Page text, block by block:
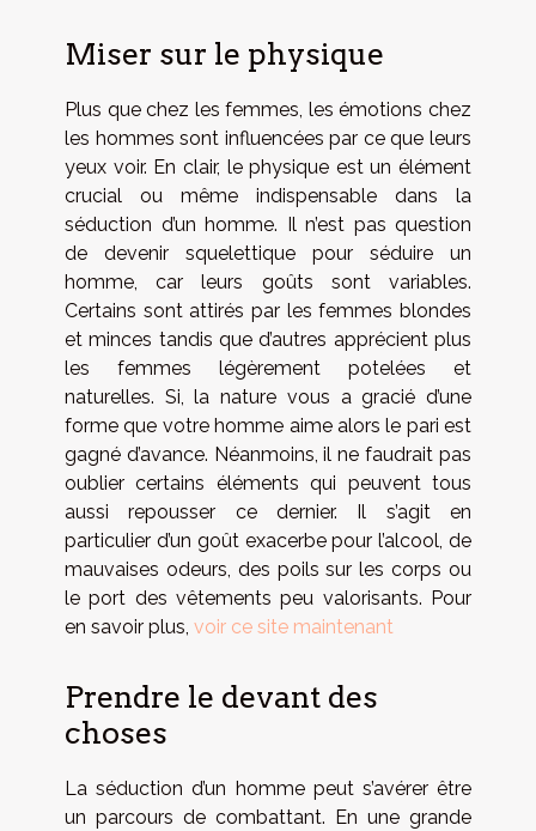
Miser sur le physique
Plus que chez les femmes, les émotions chez
les hommes sont influencées par ce que leurs
yeux voir. En clair, le physique est un élément
crucial ou même indispensable dans la
séduction d’un homme. Il n’est pas question
de devenir squelettique pour séduire un
homme, car leurs goûts sont variables.
Certains sont attirés par les femmes blondes
et minces tandis que d’autres apprécient plus
les femmes légèrement potelées et
naturelles. Si, la nature vous a gracié d’une
forme que votre homme aime alors le pari est
gagné d’avance. Néanmoins, il ne faudrait pas
oublier certains éléments qui peuvent tous
aussi repousser ce dernier. Il s’agit en
particulier d’un goût exacerbe pour l’alcool, de
mauvaises odeurs, des poils sur les corps ou
le port des vêtements peu valorisants. Pour
en savoir plus, voir ce site maintenant
Prendre le devant des
choses
La séduction d’un homme peut s’avérer être
un parcours de combattant. En une grande